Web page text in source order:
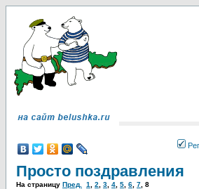
Просто поздравления
На страницу Пред. 1 2 3 4 5 6 7 8